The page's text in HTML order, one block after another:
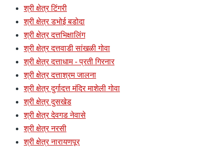
श्री क्षेत्र टिंगरी
श्री क्षेत्र डभोई बडोदा
श्री क्षेत्र दत्तभिक्षालिंग
श्री क्षेत्र दत्तवाडी सांखळी गोवा
श्री क्षेत्र दत्ताधाम - प्रती गिरनार
श्री क्षेत्र दत्ताश्रम जालना
श्री क्षेत्र दुर्गादत्त मंदिर माशेली गोवा
श्री क्षेत्र दुसखेड
श्री क्षेत्र देवगड नेवासे
श्री क्षेत्र नरसी
श्री क्षेत्र नारायणपूर